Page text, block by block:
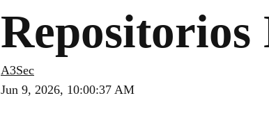
Repositorios
A3Sec
Jun 9, 2026, 10:00:37 AM